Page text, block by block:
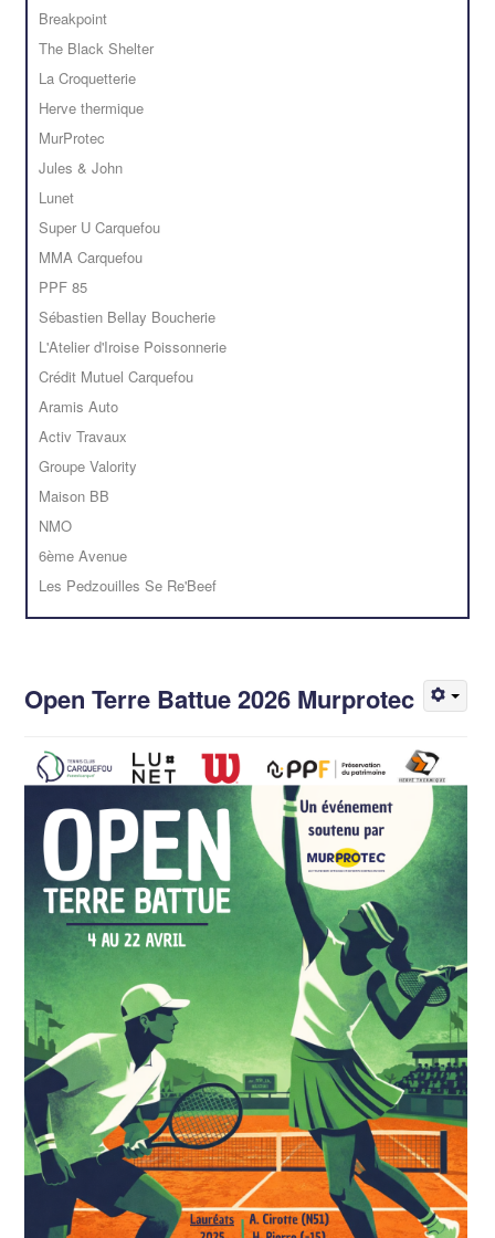
Breakpoint
The Black Shelter
La Croquetterie
Herve thermique
MurProtec
Jules & John
Lunet
Super U Carquefou
MMA Carquefou
PPF 85
Sébastien Bellay Boucherie
L'Atelier d'Iroise Poissonnerie
Crédit Mutuel Carquefou
Aramis Auto
Activ Travaux
Groupe Valority
Maison BB
NMO
6ème Avenue
Les Pedzouilles Se Re'Beef
Open Terre Battue 2026 Murprotec